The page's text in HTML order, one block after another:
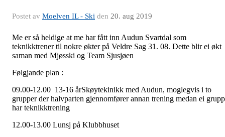
Postet av Moelven IL - Ski den 20. aug 2019
Me er så heldige at me har fått inn Audun Svartdal som
teknikktrener til nokre økter på Veldre Sag 31. 08. Dette blir ei økt
saman med Mjøsski og Team Sjusjøen
Følgjande plan :
09.00-12.00 13-16 årSkøytekinikk med Audun, moglegvis i to
grupper der halvparten gjennomfører annan trening medan ei
har teknikktrening
12.00-13.00 Lunsj på Klubbhuset